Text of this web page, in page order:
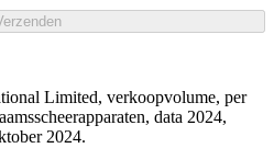
Limited, verkoopvolume, per
data 2024,
2024.